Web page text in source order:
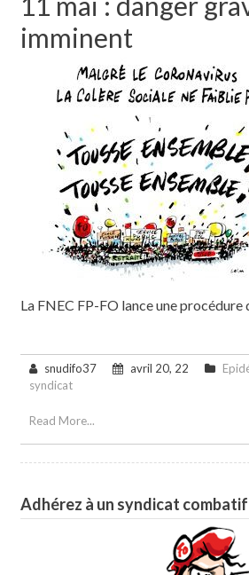
imminent
La FNEC FP-FO lance une procédure
snudifo37 avril 20, 22
syndicat
Read More...
Adhérez à un syndicat